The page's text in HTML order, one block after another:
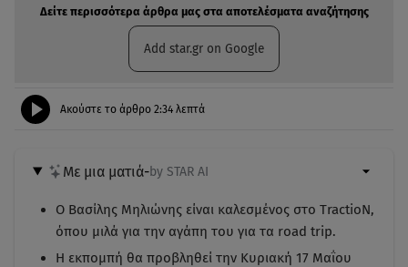
Δείτε περισσότερα άρθρα μας στα αποτελέσματα αναζήτησης
Add star.gr on Google
Ακούστε το άρθρο 2:34 λεπτά
Με μια ματιά-by STAR AI
Ο Βασίλης Μηλιώνης είναι καλεσμένος στο TractioN,
όπου μιλά για την αγάπη του για τα road trip.
Η εκπομπή θα προβληθεί την Κυριακή 17 Μαΐου